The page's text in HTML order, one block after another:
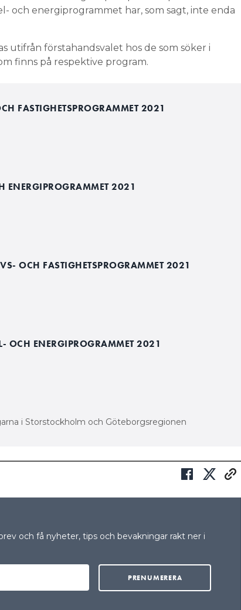
och energiprogrammet har, som sagt, inte enda
utifrån förstahandsvalet hos de som söker i
finns på respektive program.
FASTIGHETSPROGRAMMET 2021
ENERGIPROGRAMMET 2021
OCH FASTIGHETSPROGRAMMET 2021
OCH ENERGIPROGRAMMET 2021
i Storstockholm och Göteborgsregionen
och få nyheter, tips och bevakningar rakt ner i